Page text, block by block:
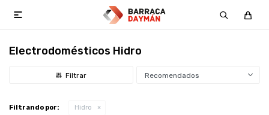

Electrodomésticos Hidro
Recomendados
Filtrando por: Hidro